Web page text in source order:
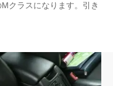
クラスになります。引き